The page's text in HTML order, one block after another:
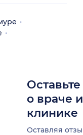
о враче
клинике
Оставляя